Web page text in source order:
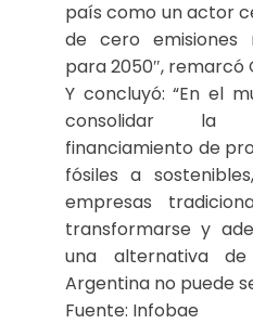
país como un actor
de cero emisiones
para 2050″, remarcó
Y concluyó: “En el
consolidar la
financiamiento de
fósiles a
empresas
transformarse y
una alternativa
Argentina no puede
Fuente: Infobae